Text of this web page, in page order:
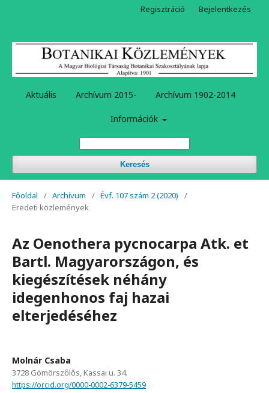
Aktuális Archívum 2015- Archívum 1902-2014
Információk
Keresés
Regisztráció Bejelentkezés
Főoldal / Archívum / Évf. 107 szám 2 (2020)
/
Eredeti közlemények
Az Oenothera pycnocarpa Atk. et
Bartl. Magyarországon, és
kiegészítések néhány
idegenhonos faj hazai
elterjedéséhez
Molnár Csaba
3728 Gömörszőlős, Kassai u. 34.
https://orcid.org/0000-0002-6379-5459